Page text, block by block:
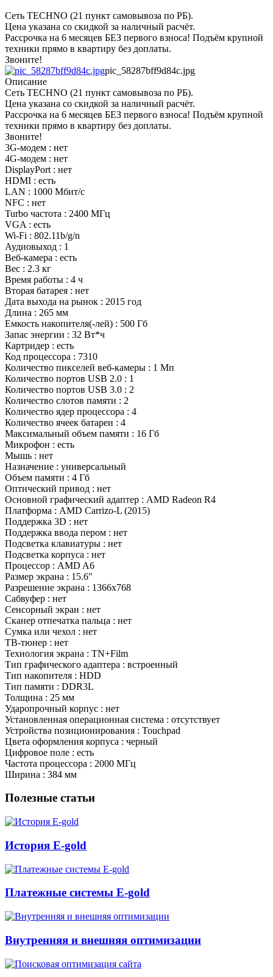
Сеть TECHNO (21 пункт самовывоза по РБ).
Цена указана со скидкой за наличный расчёт.
Рассрочка на 6 месяцев БЕЗ первого взноса! Подъём крупной
техники прямо в квартиру без доплаты.
Звоните!
pic_58287bff9d84c.jpg
Описание
Сеть TECHNO (21 пункт самовывоза по РБ).
Цена указана со скидкой за наличный расчёт.
Рассрочка на 6 месяцев БЕЗ первого взноса! Подъём крупной
техники прямо в квартиру без доплаты.
Звоните!
3G-модем : нет
4G-модем : нет
DisplayPort : нет
HDMI : есть
LAN : 1000 Мбит/с
NFC : нет
Turbo частота : 2400 МГц
VGA : есть
Wi-Fi : 802.11b/g/n
Аудиовыход : 1
Веб-камера : есть
Вес : 2.3 кг
Время работы : 4 ч
Вторая батарея : нет
Дата выхода на рынок : 2015 год
Длина : 265 мм
Емкость накопителя(-лей) : 500 Гб
Запас энергии : 32 Вт*ч
Картридер : есть
Код процессора : 7310
Количество пикселей веб-камеры : 1 Мп
Количество портов USB 2.0 : 1
Количество портов USB 3.0 : 2
Количество слотов памяти : 2
Количество ядер процессора : 4
Количество ячеек батареи : 4
Максимальный объем памяти : 16 Гб
Микрофон : есть
Мышь : нет
Назначение : универсальный
Объем памяти : 4 Гб
Оптический привод : нет
Основной графический адаптер : AMD Radeon R4
Платформа : AMD Carrizo-L (2015)
Поддержка 3D : нет
Поддержка ввода пером : нет
Подсветка клавиатуры : нет
Подсветка корпуса : нет
Процессор : AMD A6
Размер экрана : 15.6"
Разрешение экрана : 1366x768
Сабвуфер : нет
Сенсорный экран : нет
Сканер отпечатка пальца : нет
Сумка или чехол : нет
ТВ-тюнер : нет
Технология экрана : TN+Film
Тип графического адаптера : встроенный
Тип накопителя : HDD
Тип памяти : DDR3L
Толщина : 25 мм
Ударопрочный корпус : нет
Установленная операционная система : отсутствует
Устройства позиционирования : Touchpad
Цвета оформления корпуса : черный
Цифровое поле : есть
Частота процессора : 2000 МГц
Ширина : 384 мм
Полезные статьи
История E-gold
Платежные системы E-gold
Внутренняя и внешняя оптимизации